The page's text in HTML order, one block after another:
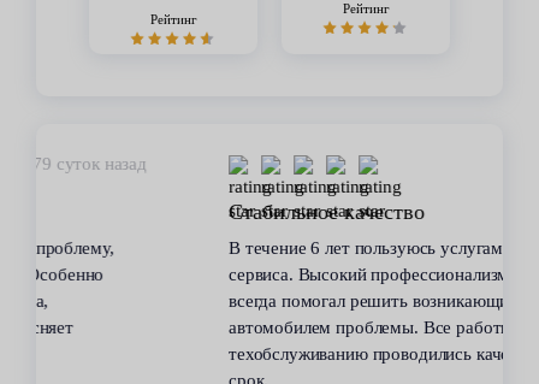
Рейтинг
Рейтинг
450 суток назад
Стабильное качество
В течение 6 лет пользуюсь услугами данного
сервиса. Высокий профессионализм персонала
всегда помогал решить возникающие с
автомобилем проблемы. Все работы по
техобслуживанию проводились качественно и в